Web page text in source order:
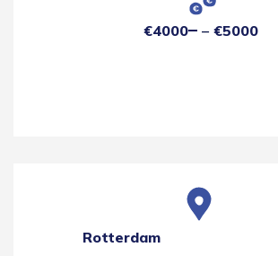
€4000 €5000
Rotterdam